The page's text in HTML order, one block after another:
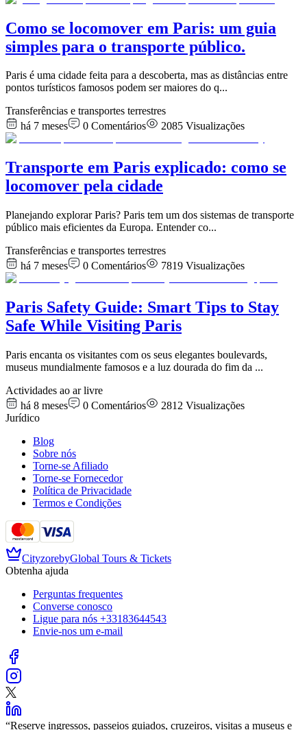
Como se locomover em Paris: um guia
simples para o transporte público.
Paris é uma cidade feita para a descoberta, mas as distâncias entre
pontos turísticos famosos podem ser maiores do q...
Transferências e transportes terrestres
há 7 meses
0 Comentários 2085 Visualizações
Transporte em Paris explicado: como se
locomover pela cidade
Planejando explorar Paris? Paris tem um dos sistemas de transporte
público mais eficientes da Europa. Entender co...
Transferências e transportes terrestres
há 7 meses
0 Comentários 7819 Visualizações
Paris Safety Guide: Smart Tips to Stay
Safe While Visiting Paris
Paris encanta os visitantes com os seus elegantes boulevards,
museus mundialmente famosos e a luz dourada do fim da ...
Actividades ao ar livre
há 8 meses
0 Comentários 2812 Visualizações
Jurídico
Blog
Sobre nós
Torne-se Afiliado
Torne-se Fornecedor
Política de Privacidade
Termos e Condições
CityzorebyGlobal Tours & Tickets
Obtenha ajuda
Perguntas frequentes
Converse conosco
Ligue para nós +33183644543
Envie-nos um e-mail
“Reserve ingressos, passeios guiados, cruzeiros, visitas a museus e